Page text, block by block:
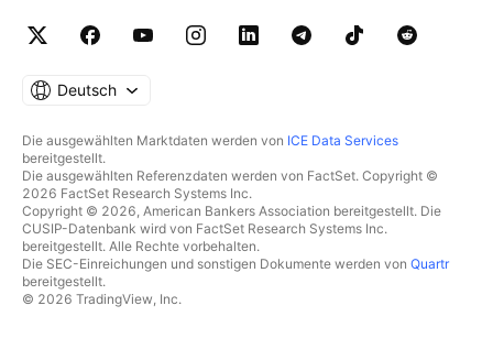
Deutsch
Die ausgewählten Marktdaten werden von ICE Data Services
bereitgestellt.
Die ausgewählten Referenzdaten werden von FactSet. Copyright ©
2026 FactSet Research Systems Inc.
Copyright © 2026, American Bankers Association bereitgestellt. Die
CUSIP-Datenbank wird von FactSet Research Systems Inc.
bereitgestellt. Alle Rechte vorbehalten.
Die SEC-Einreichungen und sonstigen Dokumente werden von Quartr
bereitgestellt.
© 2026 TradingView, Inc.